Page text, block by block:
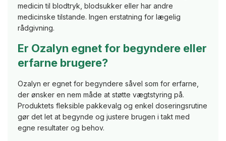
medicin til blodtryk, blodsukker eller har andre
medicinske tilstande. Ingen erstatning for lægelig
rådgivning.
Er Ozalyn egnet for begyndere eller
erfarne brugere?
Ozalyn er egnet for begyndere såvel som for erfarne,
der ønsker en nem måde at støtte vægtstyring på.
Produktets fleksible pakkevalg og enkel doseringsrutine
gør det let at begynde og justere brugen i takt med
egne resultater og behov.